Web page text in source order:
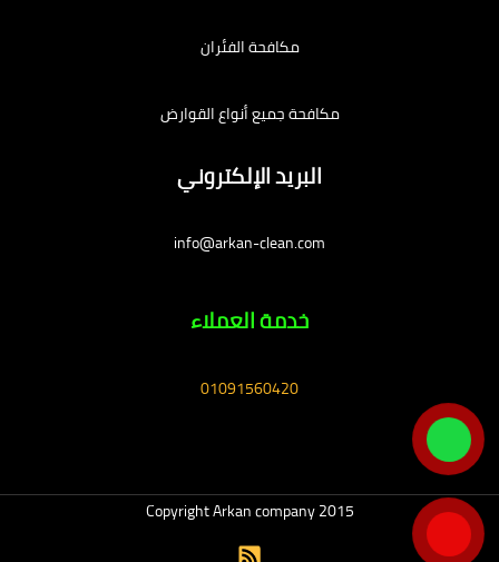
مكافحة الفئران
مكافحة جميع أنواع القوارض
البريد الإلكتروني
info@arkan-clean.com
خدمة العملاء
01091560420
Copyright Arkan company 2015